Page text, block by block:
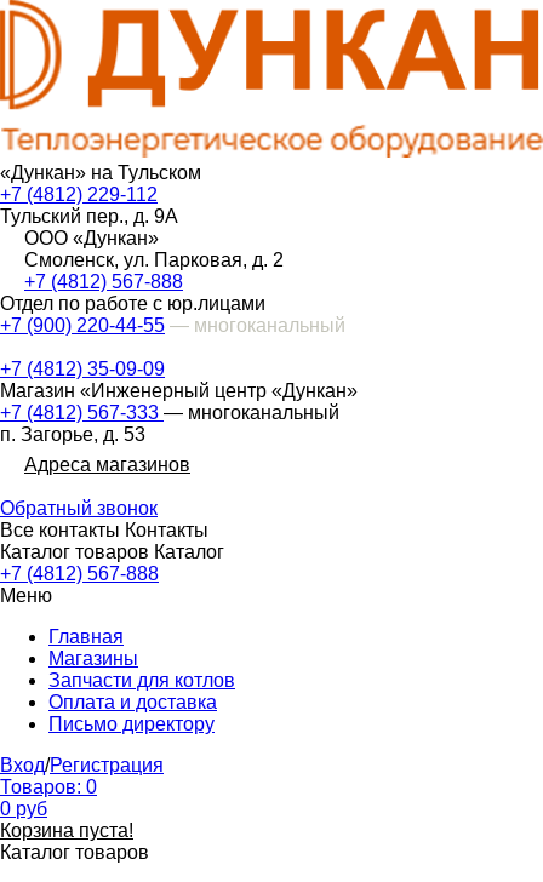
«Дункан» на Тульском
+7 (4812) 229-112
Тульский пер., д. 9А
ООО «Дункан»
Смоленск, ул. Парковая, д. 2
+7 (4812) 567-888
Отдел по работе с юр.лицами
+7 (900) 220-44-55 — многоканальный
+7 (4812) 35-09-09
Магазин «Инженерный центр «Дункан»
+7 (4812) 567-333 — многоканальный
п. Загорье, д. 53
Адреса магазинов
Обратный звонок
Все контакты Контакты
Каталог товаров Каталог
+7 (4812) 567-888
Меню
Главная
Магазины
Запчасти для котлов
Оплата и доставка
Письмо директору
Вход/Регистрация
Товаров: 0
0 руб
Корзина пуста!
Каталог товаров